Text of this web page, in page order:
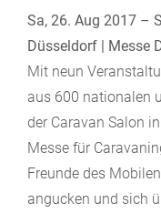
Sa, 26. Aug 2017 –
Düsseldorf | Messe
Mit neun
aus 600 nationalen
der Caravan Salon
Messe für
Freunde des
angucken und sich